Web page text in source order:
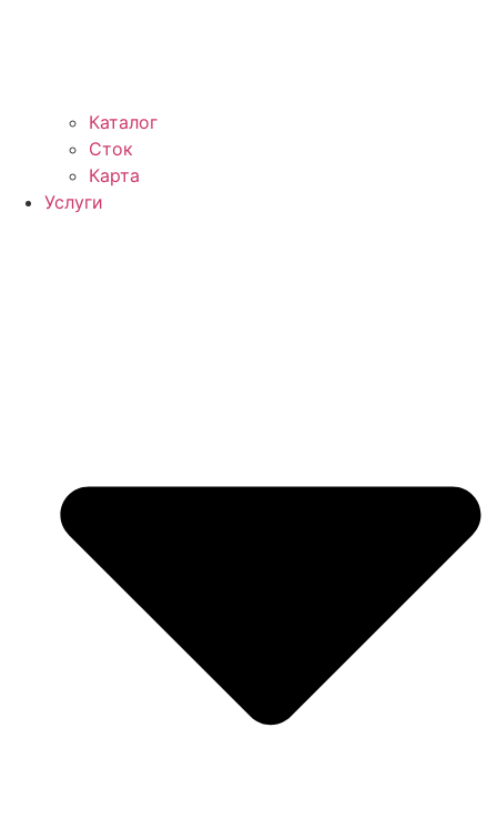
Каталог
Сток
Карта
Услуги